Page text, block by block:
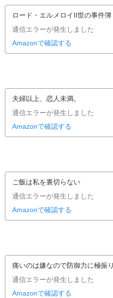
ロード・エルメロイII世の事件簿
通信エラーが発生しました
Amazonで確認する
夫婦以上、恋人未満。
通信エラーが発生しました
Amazonで確認する
ご飯は私を裏切らない
通信エラーが発生しました
Amazonで確認する
痛いのは嫌なので防御力に極振
通信エラーが発生しました
Amazonで確認する